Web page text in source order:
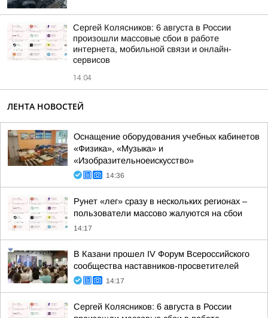
Сергей Колясников: 6 августа в России
произошли массовые сбои в работе
интернета, мобильной связи и онлайн-
сервисов
14:04
ЛЕНТА НОВОСТЕЙ
Оснащение оборудования учебных кабинетов
«Физика», «Музыка» и
«Изобразительноеискусство»
14:36
Рунет «лег» сразу в нескольких регионах –
пользователи массово жалуются на сбои
14:17
В Казани прошел IV Форум Всероссийского
сообщества наставников-просветителей
14:17
Сергей Колясников: 6 августа в России